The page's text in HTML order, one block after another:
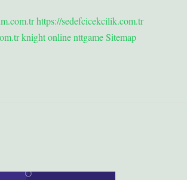
https://sedefcicekcilik.com.tr
knight onlinenttgameSitemap